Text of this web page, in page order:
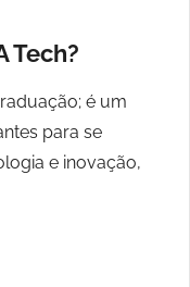
Tech?
é um
para se
e inovação,